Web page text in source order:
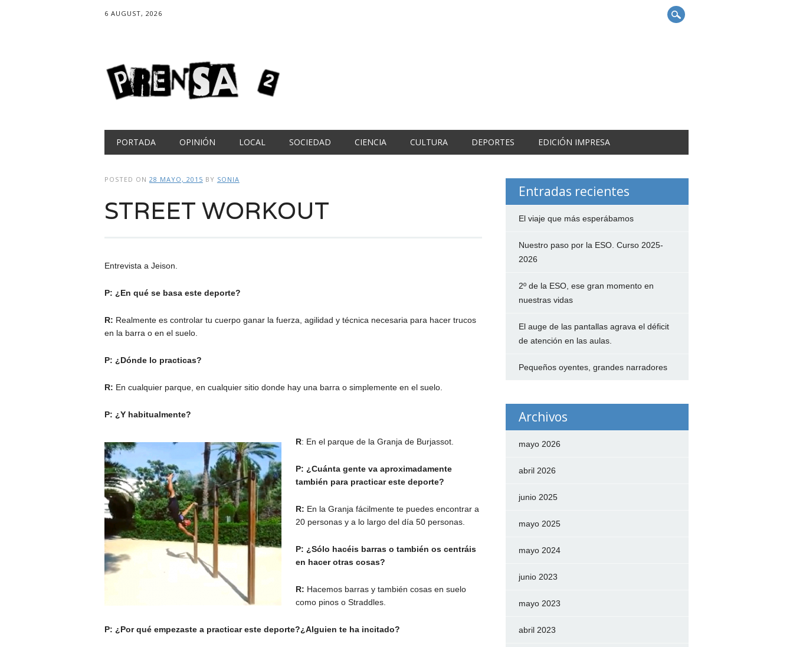
6 AUGUST, 2026
Main menu
PORTADA OPINIÓN LOCAL SOCIEDAD CIENCIA CULTURA DEPORTES EDICIÓN IMPRESA
POSTED ON 28 MAYO, 2015 BY SONIA
STREET WORKOUT
Entrevista a Jeison.
P: ¿ En qué se basa este deporte?
R: Realmente es controlar tu cuerpo ganar la fuerza, agilidad y técnica necesaria para hacer trucos
en la barra o en el suelo.
P: ¿Dónde lo practicas?
R: En cualquier parque, en cualquier sitio donde hay una barra o simplemente en el suelo.
P: ¿Y habitualmente?
R: En el parque de la Granja de Burjassot.
P: ¿Cuánta gente va aproximadamente
también para practicar este deporte?
R: En la Granja fácilmente te puedes encontrar a
20 personas y a lo largo del día 50 personas.
P: ¿Sólo hacéis barras o también os centráis
en hacer otras cosas?
R: Hacemos barras y también cosas en suelo
como pinos o Straddles.
P: ¿Por qué empezaste a practicar este deporte?¿Alguien te ha incitado?
Entradas recientes
El viaje que más esperábamos
Nuestro paso por la ESO. Curso 2025-
2026
2º de la ESO, ese gran momento en
nuestras vidas
El auge de las pantallas agrava el déficit
de atención en las aulas.
Pequeños oyentes, grandes narradores
Archivos
mayo 2026
abril 2026
junio 2025
mayo 2025
mayo 2024
junio 2023
mayo 2023
abril 2023